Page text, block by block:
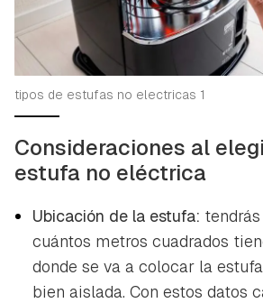
tipos de estufas no electricas 1
Consideraciones al
estufa no eléctrica
Ubicación de la estufa:
cuántos metros cuadrados
donde se va a colocar la
bien aislada. Con estos datos